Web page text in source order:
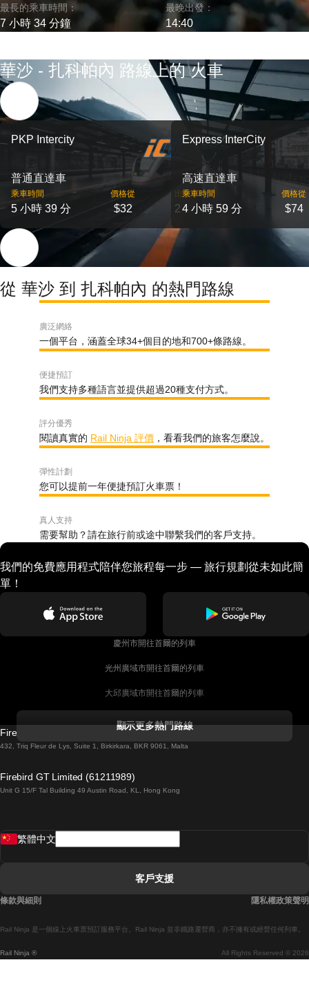
最長的乘車時間：
7 小時 34 分鐘
最晚出發：
14:40
華沙 - 扎科帕內 路線上的 火車
PKP Intercity
普通直達車
乘車時間
5 小時 39 分
價格從
$32
出發
2
Express InterCity
高速直達車
乘車時間
4 小時 59 分
價格從
$74
從 華沙 到 扎科帕內 的熱門路線
廣泛網絡
一個平台，涵蓋全球34+個目的地和700+條路線。
便捷預訂
我們支持多種語言並提供超過20種支付方式。
評分優秀
閱讀真實的 Rail Ninja 評價 ，看看我們的旅客怎麼說。
彈性計劃
您可以提前一年便捷預訂火車票！
真人支持
需要幫助？請在旅行前或途中聯繫我們的客戶支持。
我們的免費應用程式陪伴您旅程每一步 — 旅行規劃從未如此簡
單！
慶州市開往首爾的列車
光州廣域市開往首爾的列車
大邱廣域市開往首爾的列車
都柏林開往戈尔韦的列車
羅馬開往拿坡里的列車
顯示更多熱門路線
Firebird GT Limited (OC 1451)
432, Triq Fleur de Lys, Suite 1, Birkirkara, BKR 9061, Malta
Firebird GT Limited (61211989)
Unit G 15/F Tal Building 49 Austin Road, KL, Hong Kong
Rail Ninja ® All Rights Reserved © 2026
Rail Ninja 是一個線上火車票預訂服務平台。Rail Ninja 並非鐵路運營商，亦不擁有或經營任何列車。
繁體中文
客戶支援
條款與細則 隱私權政策聲明